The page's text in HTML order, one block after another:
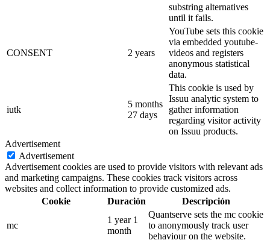
substring alternatives
until it fails.
CONSENT 2 years
YouTube sets this cookie
via embedded youtube-
videos and registers
anonymous statistical
data.
iutk
5 months
27 days
This cookie is used by
Issuu analytic system to
gather information
regarding visitor activity
on Issuu products.
Advertisement
Advertisement
Advertisement cookies are used to provide visitors with relevant ads
and marketing campaigns. These cookies track visitors across
websites and collect information to provide customized ads.
Cookie
Duración Descripción
mc
1 year 1
month
Quantserve sets the mc cookie
to anonymously track user
behaviour on the website.